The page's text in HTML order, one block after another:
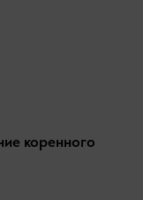
коренного